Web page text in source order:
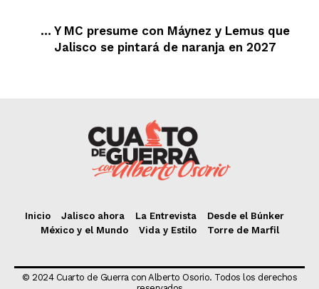
… Y MC presume con Máynez y Lemus que
Jalisco se pintará de naranja en 2027
Inicio Jalisco ahora La Entrevista
Desde el Búnker
México y el Mundo
Vida y Estilo Torre de Marfil
© 2024 Cuarto de Guerra con Alberto Osorio. Todos los derechos